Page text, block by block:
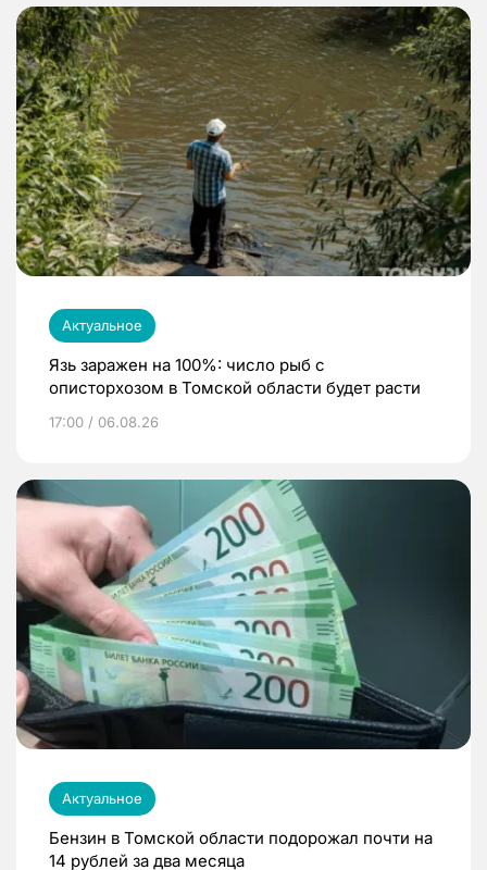
Актуальное
Язь заражен на 100%: число рыб с
описторхозом в Томской области будет расти
17:00 / 06.08.26
Актуальное
Бензин в Томской области подорожал почти на
14 рублей за два месяца